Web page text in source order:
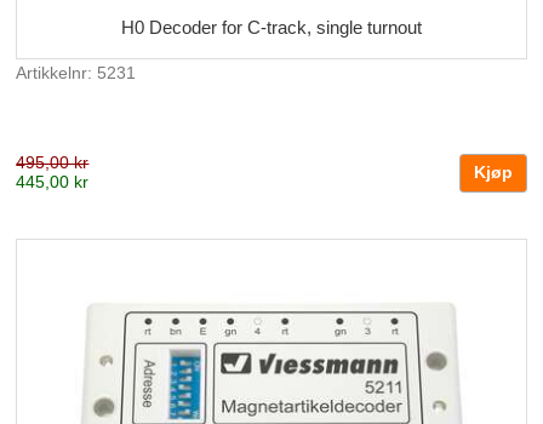
H0 Decoder for C-track, single turnout
Artikkelnr: 5231
495,00 kr
445,00 kr